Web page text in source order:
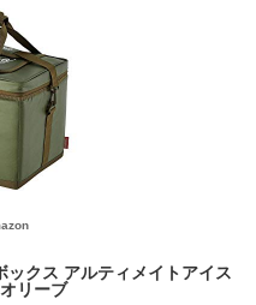
クス アルティメイトアイス
リーブ